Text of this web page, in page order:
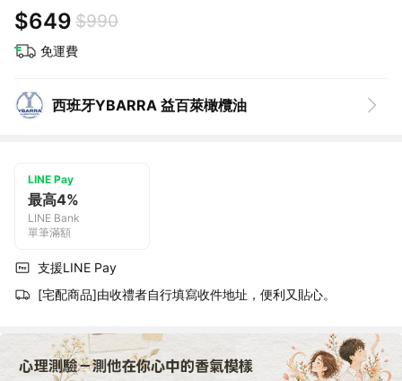
子座生日快樂｜生日禮物｜送禮｜禮盒｜父親節
｜中元節
$649 $990
免運費
西班牙YBARRA 益百萊橄欖油
LINE Pay
最高4%
LINE Bank
單筆滿額
支援LINE Pay
[宅配商品]由收禮者自行填寫收件地址，便利又貼心。